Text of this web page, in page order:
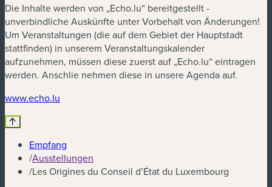
Die Inhalte werden von „Echo.lu“ bereitgestellt -
unverbindliche Auskünfte unter Vorbehalt von Änderungen!
Um Veranstaltungen (die auf dem Gebiet der Hauptstadt
stattfinden) in unserem Veranstaltungskalender
aufzunehmen, müssen diese zuerst auf „Echo.lu“ eintragen
werden. Anschlie nehmen diese in unsere Agenda auf.
www.echo.lu
Empfang
/Ausstellungen
/Les Origines du Conseil d’État du Luxembourg